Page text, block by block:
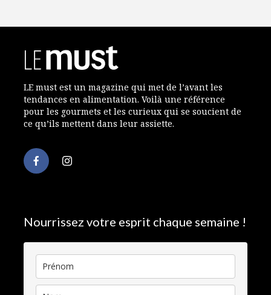
LE must est un magazine qui met de l’avant les
tendances en alimentation. Voilà une référence
pour les gourmets et les curieux qui se soucient de
ce qu’ils mettent dans leur assiette.
Nourrissez votre esprit chaque semaine !